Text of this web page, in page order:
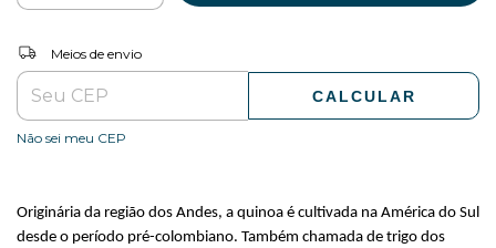
Entregas para o CEP:
Meios de envio
CALCULAR
Não sei meu CEP
Originária da região dos Andes, a quinoa é cultivada na América do Sul
desde o período pré-colombiano. Também chamada de trigo dos